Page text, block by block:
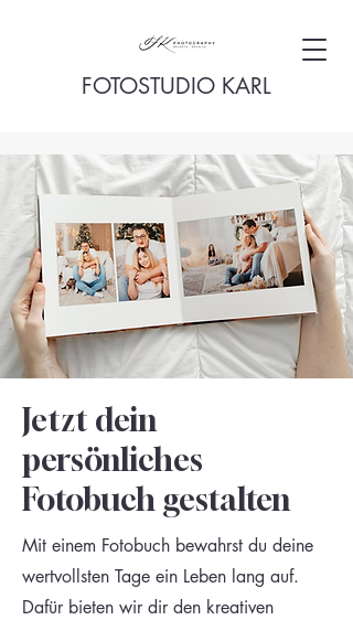
FOTOSTUDIO KARL
Jetzt dein
persönliches
Fotobuch gestalten
Mit einem Fotobuch bewahrst du deine
wertvollsten Tage ein Leben lang auf.
Dafür bieten wir dir den kreativen